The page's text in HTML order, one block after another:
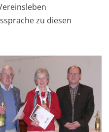
zu diesen